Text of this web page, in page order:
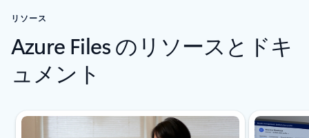
リソース
Azure Files のリソースとドキ
ュメント